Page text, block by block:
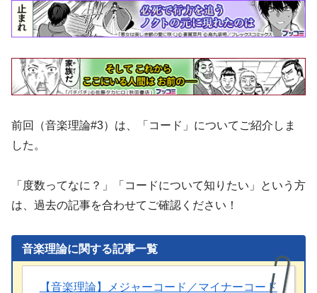
前回（音楽理論#3）は、「コード」についてご紹介しま
した。
「度数ってなに？」「コードについて知りたい」という方
は、過去の記事を合わせてご確認ください！
音楽理論に関する記事一覧
【音楽理論】メジャーコード／マイナーコード